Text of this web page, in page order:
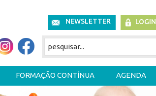
NEWSLETTER LOGIN
FORMAÇÃO CONTÍNUA AGENDA